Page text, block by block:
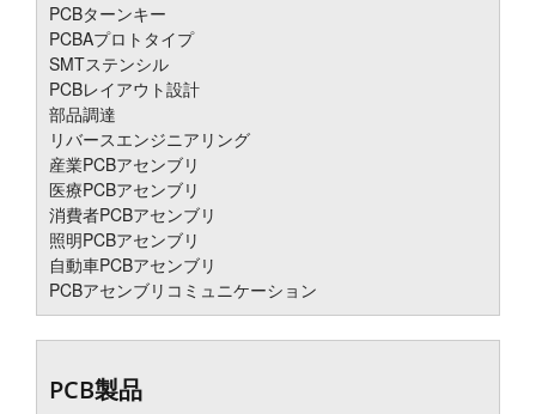
PCBターンキー
PCBAプロトタイプ
SMTステンシル
PCBレイアウト設計
部品調達
リバースエンジニアリング
産業PCBアセンブリ
医療PCBアセンブリ
消費者PCBアセンブリ
照明PCBアセンブリ
自動車PCBアセンブリ
PCBアセンブリコミュニケーション
PCB製品